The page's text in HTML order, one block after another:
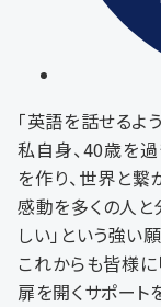
「英語を話せるよ
私自身、40歳を
を作り、世界と繋
感動を多くの人と
しい」という強い
これからも皆様
扉を開くサポート